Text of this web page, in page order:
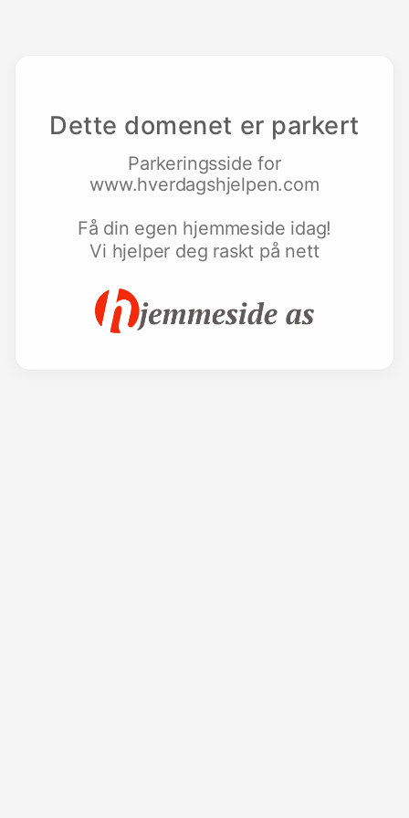
Dette domenet er parkert
Parkeringsside for
www.hverdagshjelpen.com
Få din egen hjemmeside idag!
Vi hjelper deg raskt på nett